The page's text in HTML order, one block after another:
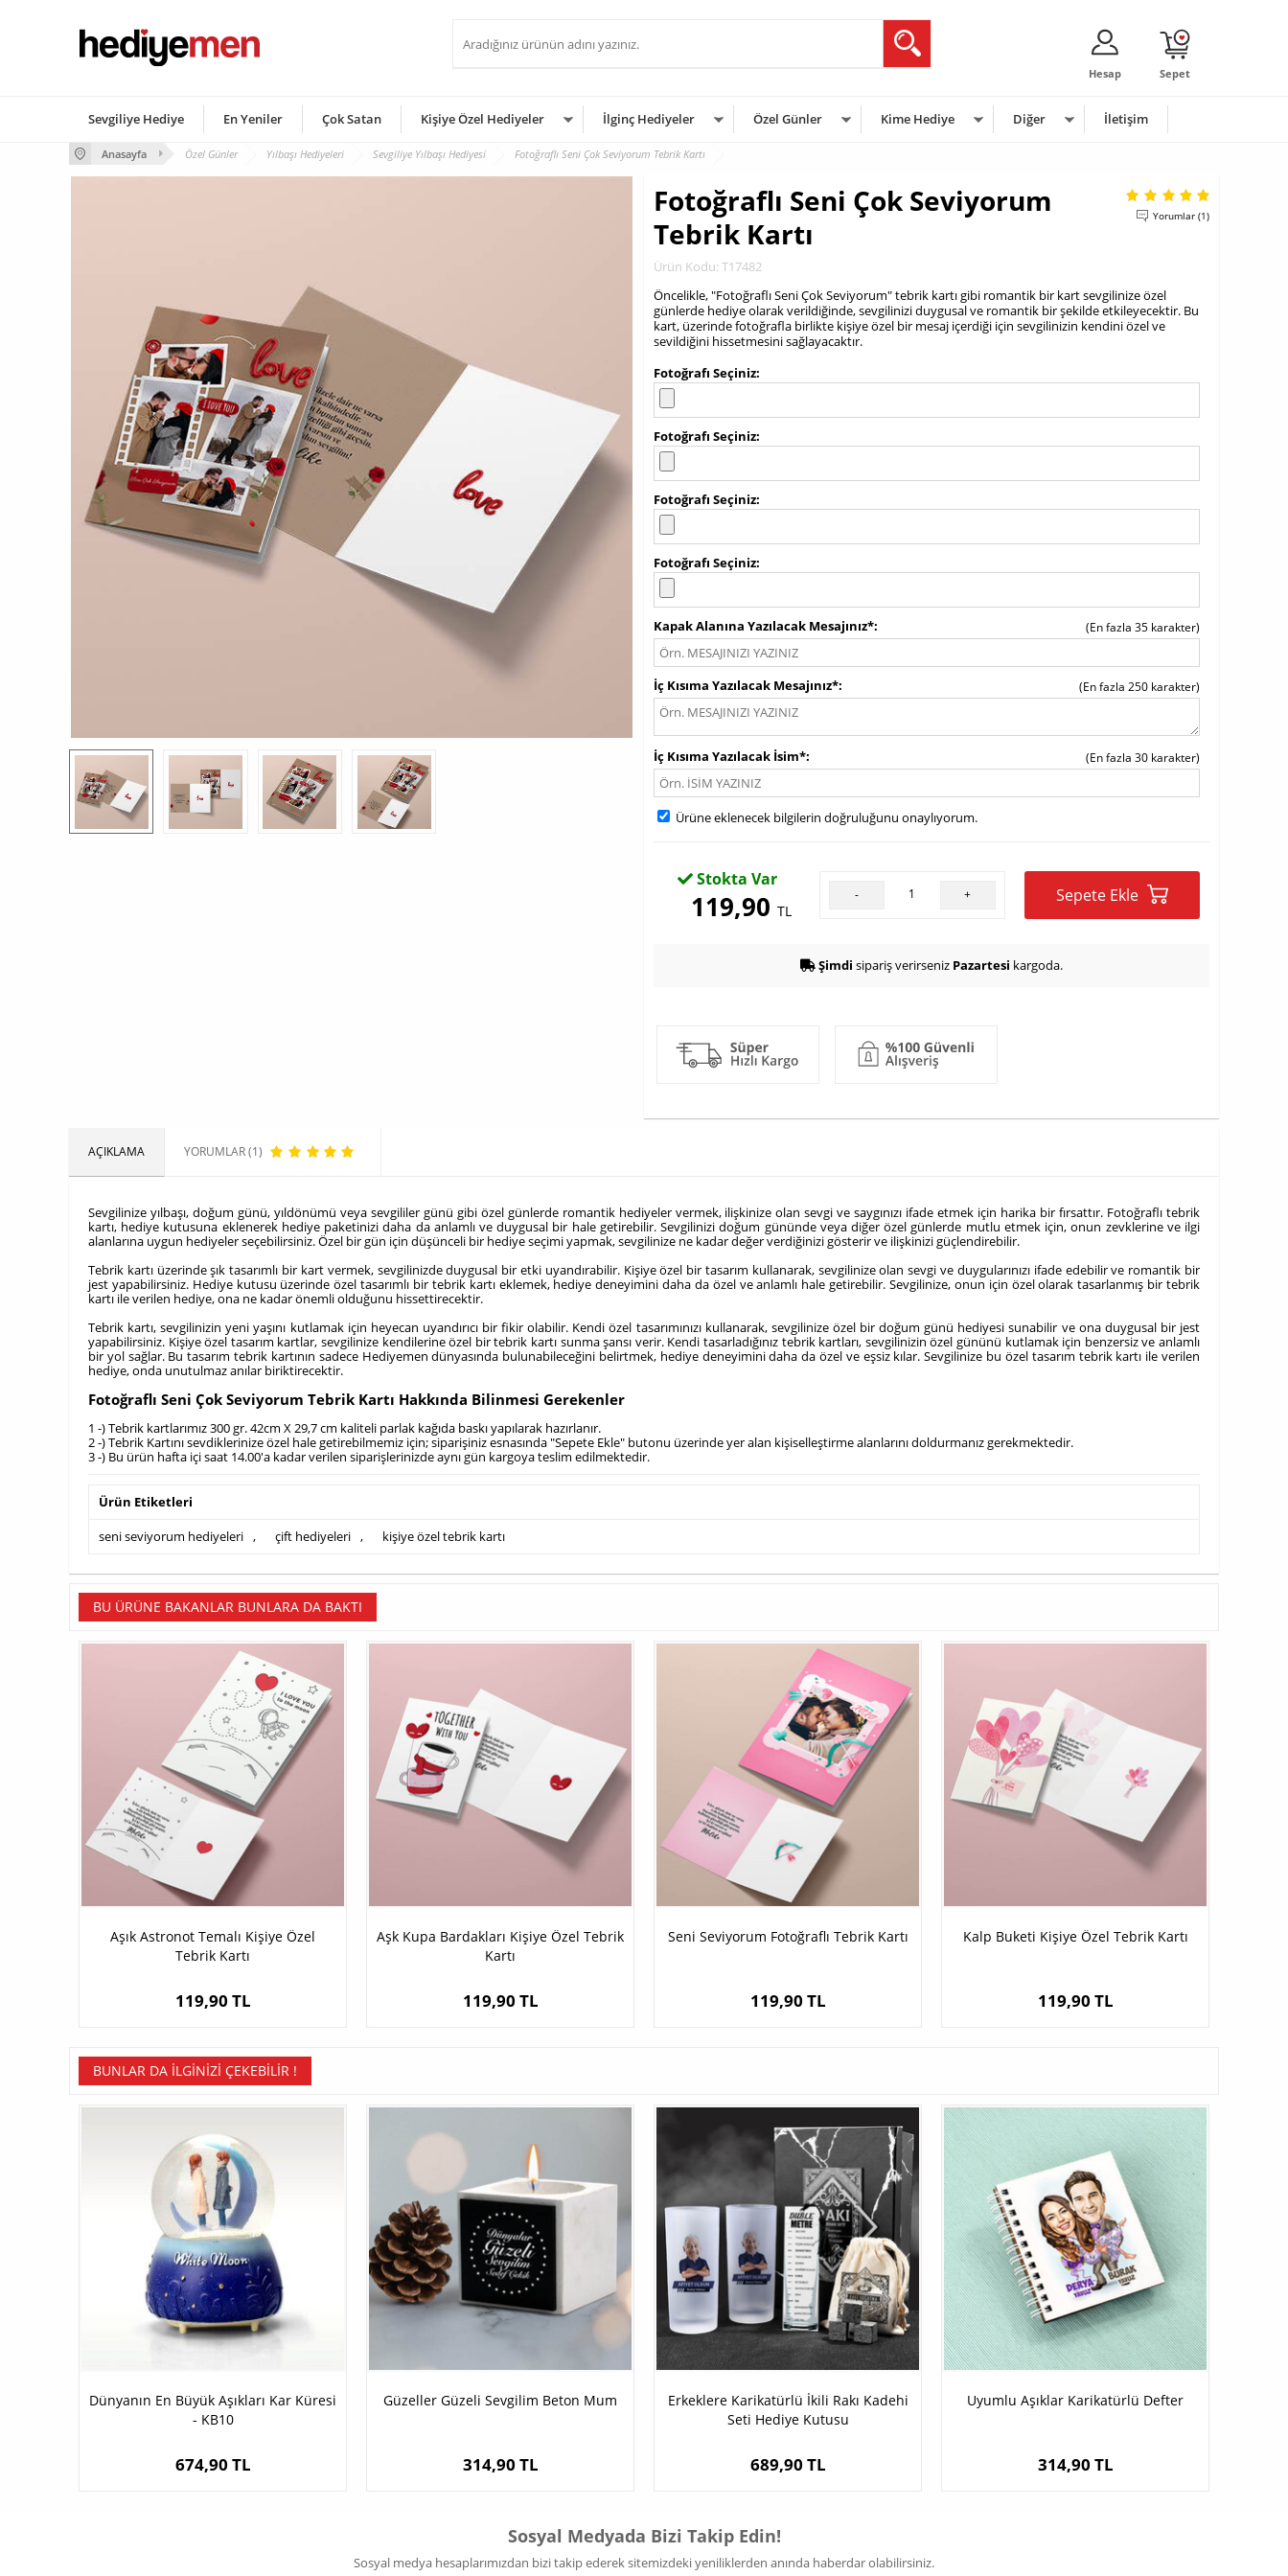
Sepet
Hesap
Sevgiliye Hediye En Yeniler Çok Satan Kişiye Özel Hediyeler İlginç Hediyeler Özel Günler Kime Hediye Diğer İletişim
Anasayfa Özel Günler Yılbaşı Hediyeleri Sevgiliye Yılbaşı Hediyesi Fotoğraflı Seni Çok Seviyorum Tebrik Kartı
Fotoğraflı Seni Çok Seviyorum
Tebrik Kartı
Ürün Kodu: T17482
Yorumlar (1)
Öncelikle, "Fotoğraflı Seni Çok Seviyorum" tebrik kartı gibi romantik bir kart sevgilinize özel
günlerde hediye olarak verildiğinde, sevgilinizi duygusal ve romantik bir şekilde etkileyecektir. Bu
kart, üzerinde fotoğrafla birlikte kişiye özel bir mesaj içerdiği için sevgilinizin kendini özel ve
sevildiğini hissetmesini sağlayacaktır.
Fotoğrafı Seçiniz
Fotoğrafı Seçiniz
Fotoğrafı Seçiniz
Fotoğrafı Seçiniz
Kapak Alanına Yazılacak Mesajınız* (En fazla 35 karakter)
İç Kısıma Yazılacak Mesajınız* (En fazla 250 karakter)
İç Kısıma Yazılacak İsim* (En fazla 30 karakter)
Ürüne eklenecek bilgilerin doğruluğunu onaylıyorum.
Stokta Var
119,90TL
- + Sepete Ekle
Şimdi sipariş verirseniz Pazartesi kargoda.
AÇIKLAMA YORUMLAR (1)
Sevgilinize yılbaşı, doğum günü, yıldönümü veya sevgililer günü gibi özel günlerde romantik hediyeler vermek, ilişkinize olan sevgi ve saygınızı ifade etmek için harika bir fırsattır. Fotoğraflı tebrik
kartı, hediye kutusuna eklenerek hediye paketinizi daha da anlamlı ve duygusal bir hale getirebilir.Sevgilinizi doğum gününde veya diğer özel günlerde mutlu etmek için, onun zevklerine ve ilgi
alanlarına uygun hediyeler seçebilirsiniz. Özel bir gün için düşünceli bir hediye seçimi yapmak, sevgilinize ne kadar değer verdiğinizi gösterir ve ilişkinizi güçlendirebilir.
Tebrik kartı üzerinde şık tasarımlı bir kart vermek, sevgilinizde duygusal bir etki uyandırabilir. Kişiye özel bir tasarım kullanarak, sevgilinize olan sevgi ve duygularınızı ifade edebilir ve romantik bir
jest yapabilirsiniz. Hediye kutusu üzerinde özel tasarımlı bir tebrik kartı eklemek, hediye deneyimini daha da özel ve anlamlı hale getirebilir. Sevgilinize, onun için özel olarak tasarlanmış bir tebrik
kartı ile verilen hediye, ona ne kadar önemli olduğunu hissettirecektir.
Tebrik kartı, sevgilinizin yeni yaşını kutlamak için heyecan uyandırıcı bir fikir olabilir. Kendi özel tasarımınızı kullanarak, sevgilinize özel bir doğum günü hediyesi sunabilir ve ona duygusal bir jest
yapabilirsiniz. Kişiye özel tasarım kartlar, sevgilinize kendilerine özel bir tebrik kartı sunma şansı verir. Kendi tasarladığınız tebrik kartları, sevgilinizin özel gününü kutlamak için benzersiz ve anlamlı
bir yol sağlar. Bu tasarım tebrik kartının sadece Hediyemen dünyasında bulunabileceğini belirtmek, hediye deneyimini daha da özel ve eşsiz kılar. Sevgilinize bu özel tasarım tebrik kartı ile verilen
hediye, onda unutulmaz anılar biriktirecektir.
Fotoğraflı Seni Çok Seviyorum Tebrik Kartı Hakkında Bilinmesi Gerekenler
1 -) Tebrik kartlarımız 300 gr. 42cm X 29,7 cm kaliteli parlak kağıda baskı yapılarak hazırlanır.
2 -) Tebrik Kartını sevdiklerinize özel hale getirebilmemiz için; siparişiniz esnasında "Sepete Ekle" butonu üzerinde yer alan kişiselleştirme alanlarını doldurmanız gerekmektedir.
3 -) Bu ürün hafta içi saat 14.00'a kadar verilen siparişlerinizde aynı gün kargoya teslim edilmektedir.
Ürün Etiketleri
seni seviyorum hediyeleri , çift hediyeleri , kişiye özel tebrik kartı
BU ÜRÜNE BAKANLAR BUNLARA DA BAKTI
Aşık Astronot Temalı Kişiye Özel
Tebrik Kartı
119,90 TL
Aşk Kupa Bardakları Kişiye Özel Tebrik
Kartı
119,90 TL
Seni Seviyorum Fotoğraflı Tebrik Kartı
119,90 TL
Kalp Buketi Kişiye Özel Tebrik Kartı
119,90 TL
BUNLAR DA İLGINIZI ÇEKEBILIR !
Dünyanın En Büyük Aşıkları Kar Küresi
- KB10
674,90 TL
Güzeller Güzeli Sevgilim Beton Mum
314,90 TL
Erkeklere Karikatürlü İkili Rakı Kadehi
Seti Hediye Kutusu
689,90 TL
Uyumlu Aşıklar Karikatürlü Defter
314,90 TL
Sosyal Medyada Bizi Takip Edin!
Sosyal medya hesaplarımızdan bizi takip ederek sitemizdeki yeniliklerden anında haberdar olabilirsiniz.